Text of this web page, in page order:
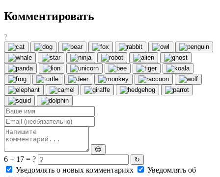
Комментировать
?
😊
6 + 17 = ? ↻
Уведомлять о новых комментариях
Уведомлять об